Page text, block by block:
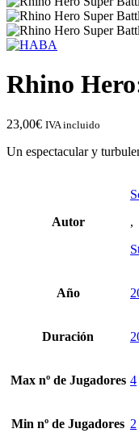
Rhino
23,00€ IVA incluido
Un espectacular y
Autor
,
Año
Duración
Max nº de Jugadores 4
Min nº de Jugadores 2